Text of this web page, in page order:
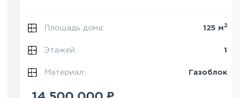
Площадь дома: 125 м 2
Этажей: 1
Материал: Газоблок